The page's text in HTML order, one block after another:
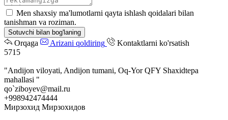
Men shaxsiy ma'lumotlarni qayta ishlash qoidalari bilan
tanishman va roziman.
Sotuvchi bilan bog'laning
Orqaga Arizani qoldiring
Kontaktlarni ko'rsatish
5715
"Andijon viloyati, Andijon tumani, Oq-Yor QFY Shaxidtepa
mahallasi "
qo`ziboyev@mail.ru
+998942474444
Мирзохид Мирзохидов